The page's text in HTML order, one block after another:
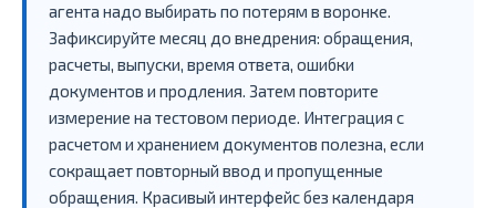
агента надо выбирать по потерям в воронке.
Зафиксируйте месяц до внедрения: обращения,
расчеты, выпуски, время ответа, ошибки
документов и продления. Затем повторите
измерение на тестовом периоде. Интеграция с
расчетом и хранением документов полезна, если
сокращает повторный ввод и пропущенные
обращения. Красивый интерфейс без календаря